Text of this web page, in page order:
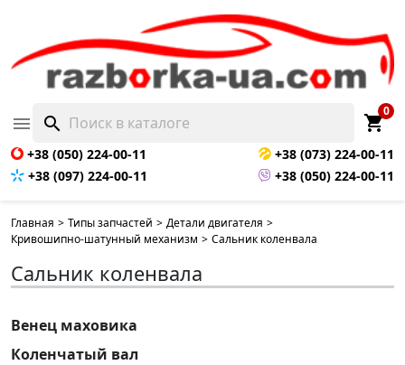
 search shopping_cart
0
+38 (050) 224-00-11
+38 (073) 224-00-11
+38 (097) 224-00-11
+38 (050) 224-00-11
Главная > Типы запчастей > Детали двигателя >
Кривошипно-шатунный механизм > Сальник коленвала
Сальник коленвала
Венец маховика
Коленчатый вал